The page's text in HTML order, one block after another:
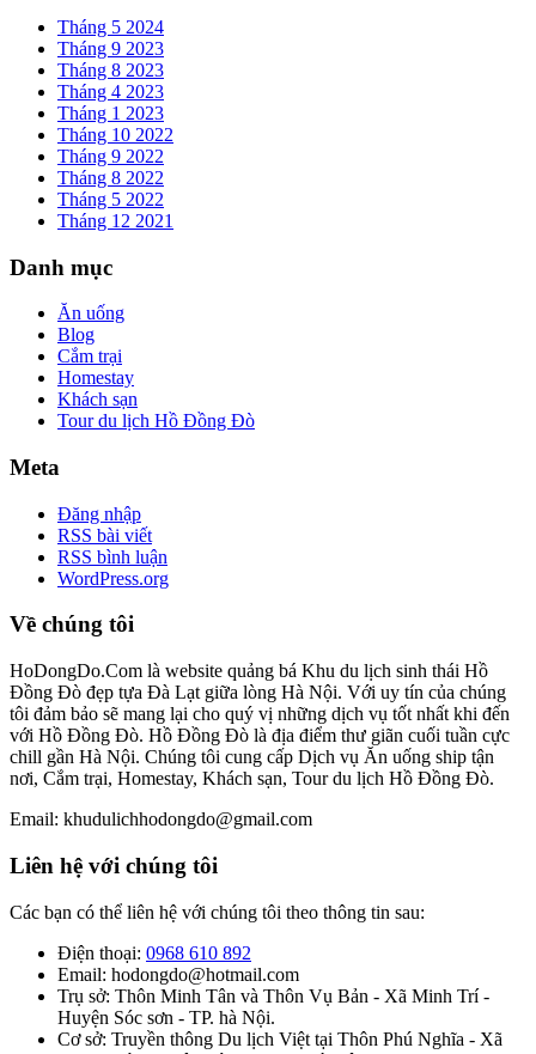
Tháng 5 2024
Tháng 9 2023
Tháng 8 2023
Tháng 4 2023
Tháng 1 2023
Tháng 10 2022
Tháng 9 2022
Tháng 8 2022
Tháng 5 2022
Tháng 12 2021
Danh mục
Ăn uống
Blog
Cắm trại
Homestay
Khách sạn
Tour du lịch Hồ Đồng Đò
Meta
Đăng nhập
RSS bài viết
RSS bình luận
WordPress.org
Về chúng tôi
HoDongDo.Com là website quảng bá Khu du lịch sinh thái Hồ
Đồng Đò đẹp tựa Đà Lạt giữa lòng Hà Nội. Với uy tín của chúng
tôi đảm bảo sẽ mang lại cho quý vị những dịch vụ tốt nhất khi đến
với Hồ Đồng Đò. Hồ Đồng Đò là địa điểm thư giãn cuối tuần cực
chill gần Hà Nội. Chúng tôi cung cấp Dịch vụ Ăn uống ship tận
nơi, Cắm trại, Homestay, Khách sạn, Tour du lịch Hồ Đồng Đò.
Email: khudulichhodongdo@gmail.com
Liên hệ với chúng tôi
Các bạn có thể liên hệ với chúng tôi theo thông tin sau:
Điện thoại: 0968 610 892
Email: hodongdo@hotmail.com
Trụ sở: Thôn Minh Tân và Thôn Vụ Bản - Xã Minh Trí -
Huyện Sóc sơn - TP. hà Nội.
Cơ sở: Truyền thông Du lịch Việt tại Thôn Phú Nghĩa - Xã